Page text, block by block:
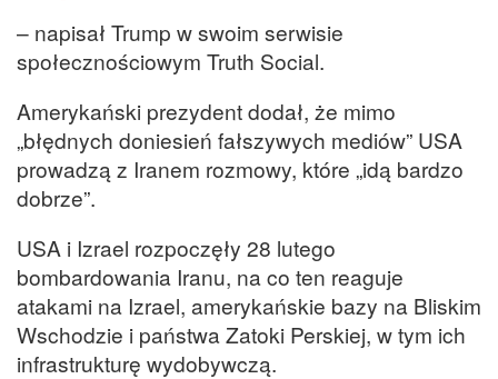
– napisał Trump w swoim serwisie
społecznościowym Truth Social.
Amerykański prezydent dodał, że mimo
„błędnych doniesień fałszywych mediów” USA
prowadzą z Iranem rozmowy, które „idą bardzo
dobrze”.
USA i Izrael rozpoczęły 28 lutego
bombardowania Iranu, na co ten reaguje
atakami na Izrael, amerykańskie bazy na Bliskim
Wschodzie i państwa Zatoki Perskiej, w tym ich
infrastrukturę wydobywczą.